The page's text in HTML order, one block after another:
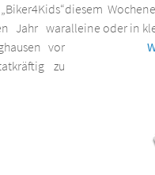
Jahr war
vor
zu
diesem
alleine oder in